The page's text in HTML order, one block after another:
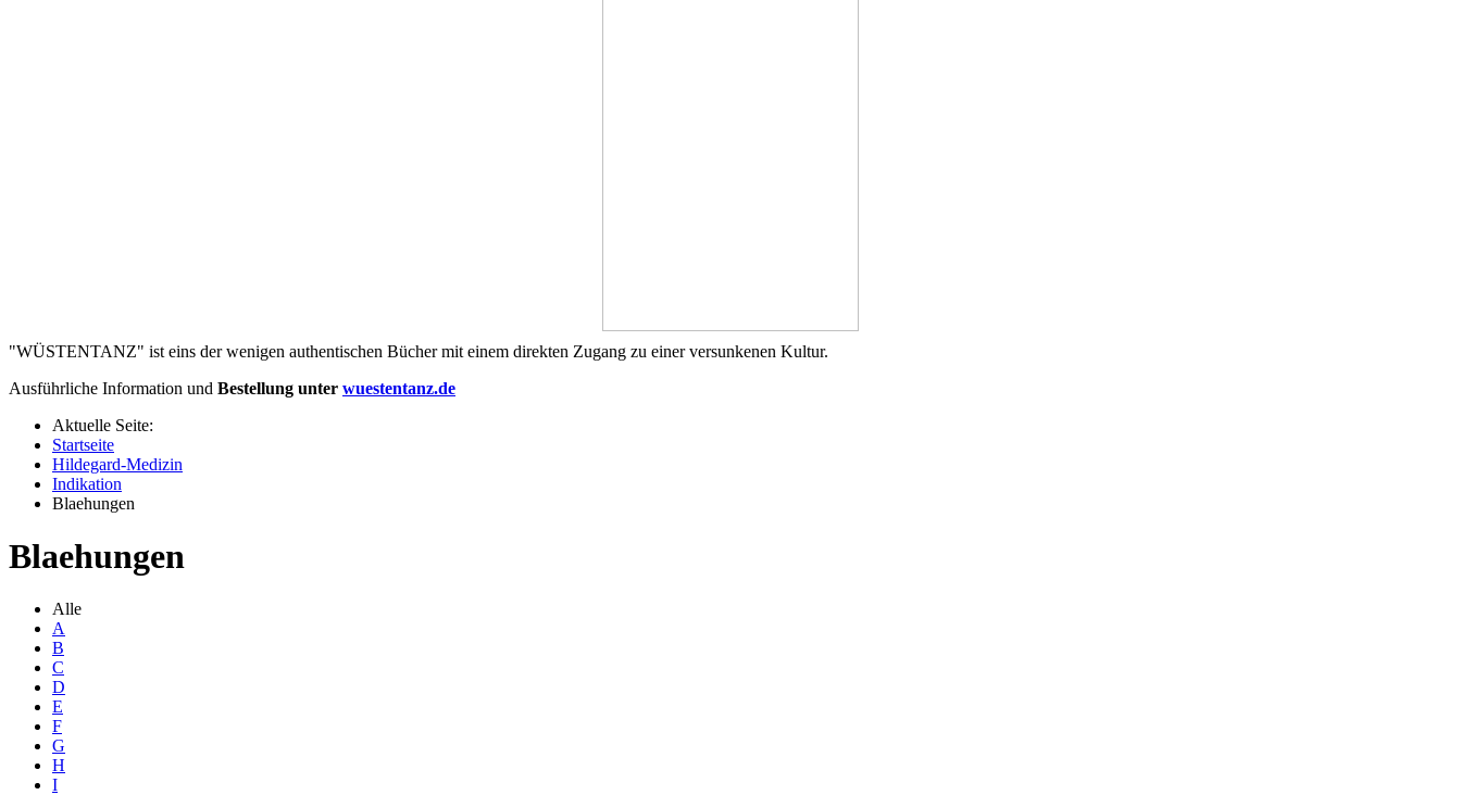
"WÜSTENTANZ" ist eins der wenigen authentischen Bücher mit einem direkten Zugang zu einer versunkenen Kultur.
Ausführliche Information und Bestellung unter wuestentanz.de
Aktuelle Seite:
Startseite
Hildegard-Medizin
Indikation
Blaehungen
Blaehungen
Alle
A
B
C
D
E
F
G
H
I